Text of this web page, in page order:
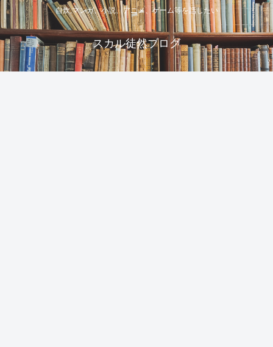
自炊,マンガ、小説、アニメ、ゲーム等を話したい
スカル徒然ブログ